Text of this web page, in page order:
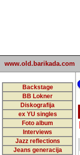
www.old.barikada.com
Backstage
BB Lokner
Diskografija
ex YU singles
Foto album
Interviews
Jazz reflections
Jeans generacija